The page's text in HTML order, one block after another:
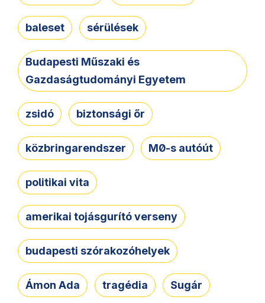
baleset sérülések
Budapesti Műszaki és
Gazdaságtudományi Egyetem
zsidó biztonsági őr
közbringarendszer M0-s autóút
politikai vita
amerikai tojásgurító verseny
budapesti szórakozóhelyek
Ámon Ada tragédia Sugár